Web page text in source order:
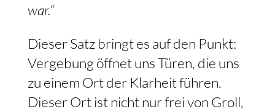
war.“
Dieser Satz bringt es auf den Punkt:
Vergebung öffnet uns Türen, die uns
zu einem Ort der Klarheit führen.
Dieser Ort ist nicht nur frei von Groll,